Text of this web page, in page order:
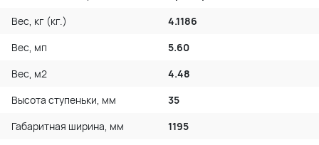
Вес, кг (кг.)
4.1186
Вес, мп
5.60
Вес, м2
4.48
Высота ступеньки, мм
35
Габаритная ширина, мм
1195